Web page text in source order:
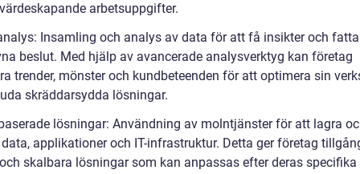
arbetsuppgifter.
Insamling och analys av data för att få insikter och fatta
beslut. Med hjälp av avancerade analysverktyg kan företag
trender, mönster och kundbeteenden för att optimera sin
skräddarsydda lösningar.
lösningar: Användning av molntjänster för att lagra
applikationer och IT-infrastruktur. Detta ger företag
skalbara lösningar som kan anpassas efter deras specifika